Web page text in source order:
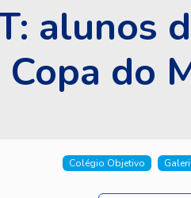
alunos
do
Colégio Objetivo